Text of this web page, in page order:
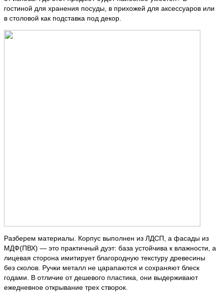
гостиной для хранения посуды, в прихожей для аксессуаров или
в столовой как подставка под декор.
Разберем материалы. Корпус выполнен из ЛДСП, а фасады из
МДФ(ПВХ) — это практичный дуэт: база устойчива к влажности, а
лицевая сторона имитирует благородную текстуру древесины
без сколов. Ручки металл не царапаются и сохраняют блеск
годами. В отличие от дешевого пластика, они выдерживают
ежедневное открывание трех створок.